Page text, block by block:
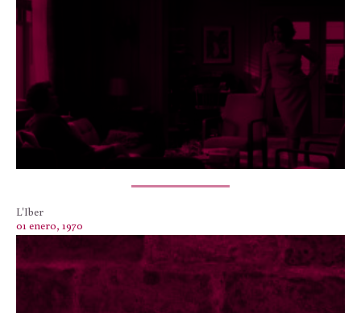
L'Iber
01 enero, 1970